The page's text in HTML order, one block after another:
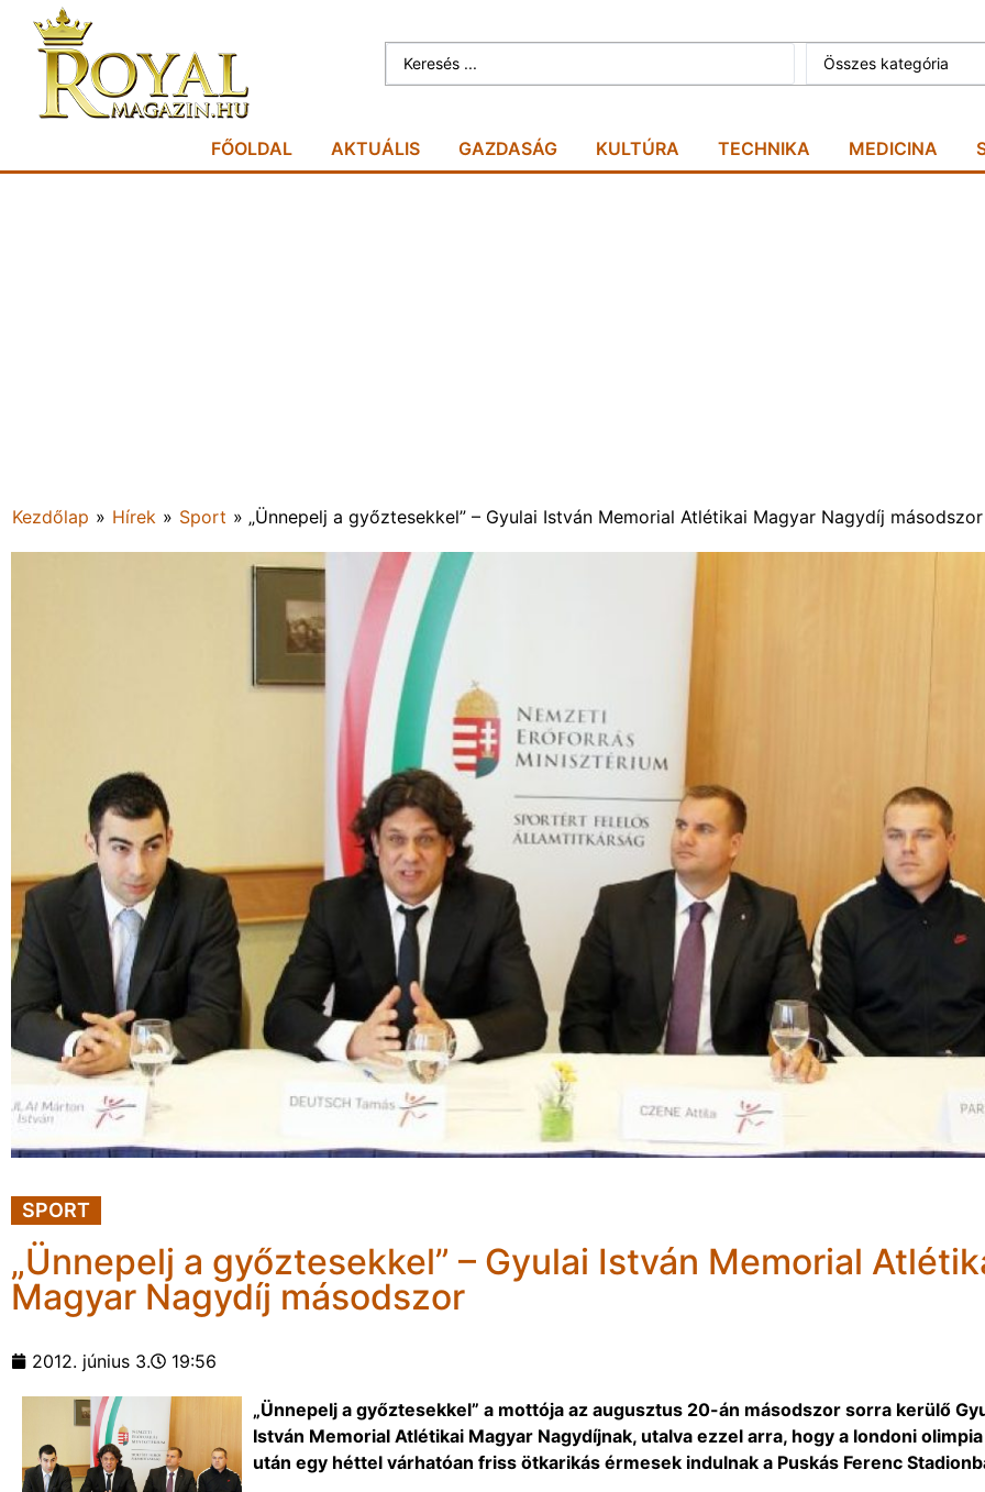
Összes kategória
FŐOLDAL AKTUÁLIS GAZDASÁG KULTÚRA TECHNIKA MEDICINA
Kezdőlap » Hírek » Sport » „Ünnepelj a győztesekkel” – Gyulai István Memorial Atlétikai Magyar Nagydíj másodszor
SPORT
„Ünnepelj a győztesekkel” – Gyulai István Memorial
Magyar Nagydíj másodszor
2012. június 3. 19:56
„Ünnepelj a győztesekkel” a mottója az augusztus 20-án másodszor sorra kerülő
István Memorial Atlétikai Magyar Nagydíjnak, utalva ezzel arra, hogy a londoni olimpia
után egy héttel várhatóan friss ötkarikás érmesek indulnak a Puskás Ferenc